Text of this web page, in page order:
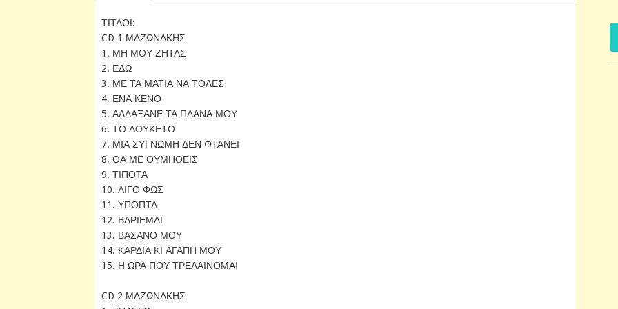
ΤΙΤΛΟΙ:
CD 1 ΜΑΖΩΝΑΚΗΣ
1. ΜΗ ΜΟΥ ΖΗΤΑΣ
2. ΕΔΩ
3. ΜΕ ΤΑ ΜΑΤΙΑ ΝΑ ΤΟΛΕΣ
4. ΕΝΑ ΚΕΝΟ
5. ΑΛΛΑΞΑΝΕ ΤΑ ΠΛΑΝΑ ΜΟΥ
6. ΤΟ ΛΟΥΚΕΤΟ
7. ΜΙΑ ΣΥΓΝΩΜΗ ΔΕΝ ΦΤΑΝΕΙ
8. ΘΑ ΜΕ ΘΥΜΗΘΕΙΣ
9. ΤΙΠΟΤΑ
10. ΛΙΓΟ ΦΩΣ
11. ΥΠΟΠΤΑ
12. ΒΑΡΙΕΜΑΙ
13. ΒΑΣΑΝΟ ΜΟΥ
14. ΚΑΡΔΙΑ ΚΙ ΑΓΑΠΗ ΜΟΥ
15. Η ΩΡΑ ΠΟΥ ΤΡΕΛΑΙΝΟΜΑΙ
CD 2 ΜΑΖΩΝΑΚΗΣ